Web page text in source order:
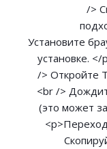
/>
Установите
установке.
/> Откройте
<br />
(это может